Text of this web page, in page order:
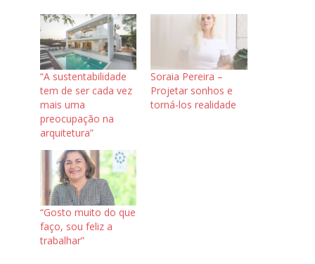
“A sustentabilidade
tem de ser cada vez
mais uma
preocupação na
arquitetura”
Soraia Pereira –
Projetar sonhos e
torná-los realidade
“Gosto muito do que
faço, sou feliz a
trabalhar”